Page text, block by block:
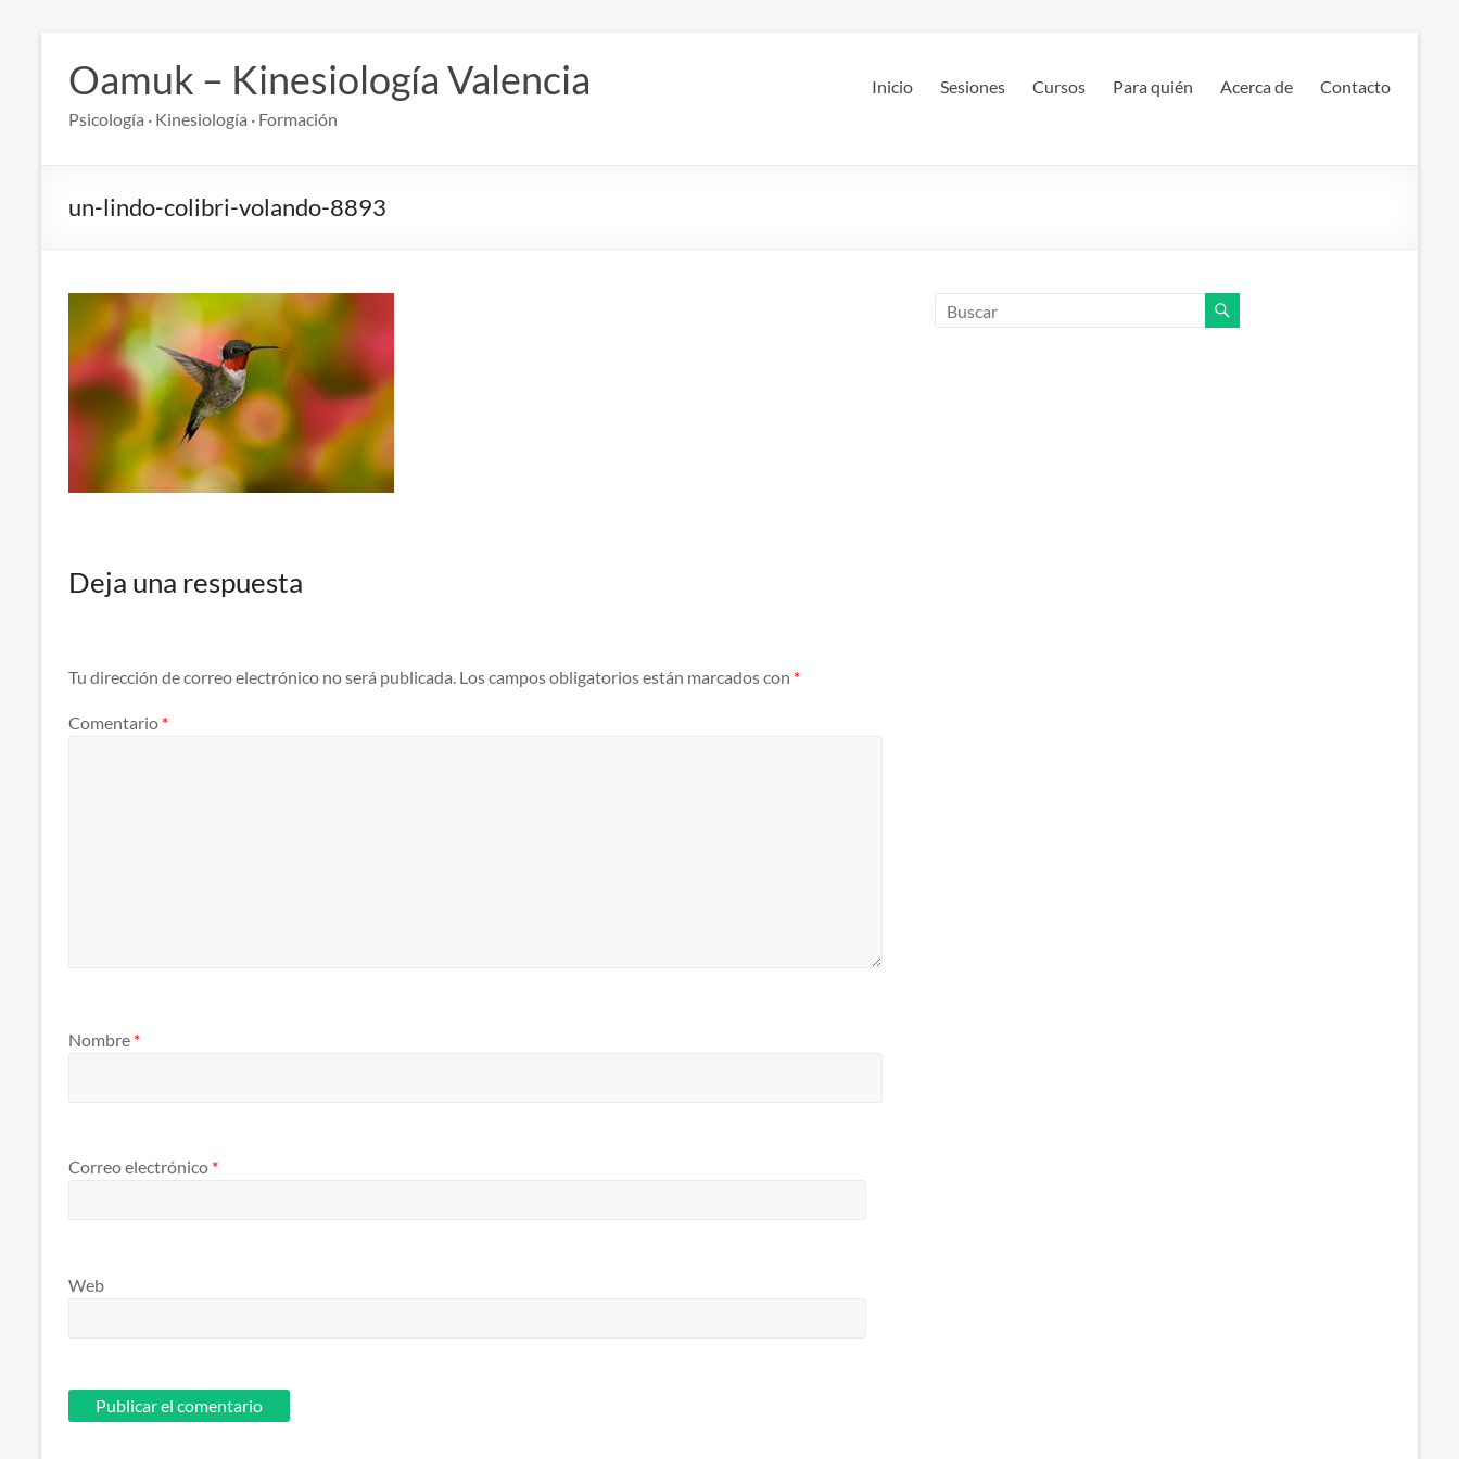
contenido
Oamuk – Kinesiología Valencia
Psicología · Kinesiología · Formación
Inicio Sesiones Cursos Para quién Acerca de Contacto
un-lindo-colibri-volando-8893
Deja una respuesta
Tu dirección de correo electrónico no será publicada. Los campos obligatorios están marcados con *
Comentario *
Nombre *
Correo electrónico *
Web